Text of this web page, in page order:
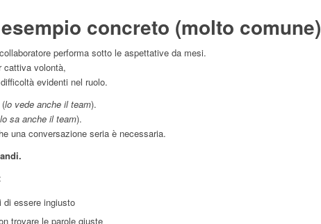
concreto (molto comune)
performa sotto le aspettative da mesi.
cattiva volontà,
evidenti nel ruolo.
lo vede anche il team).
lo sa anche il team).
una conversazione seria è necessaria.
di essere ingiusto
trovare le parole giuste